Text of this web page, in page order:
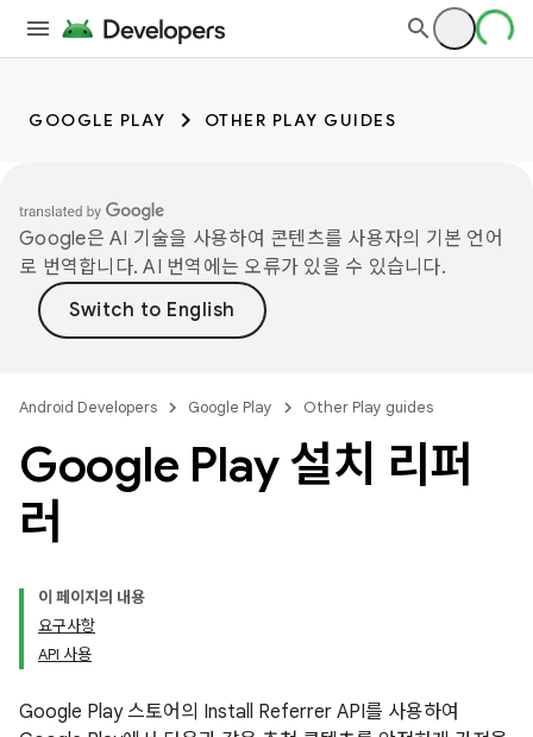
GOOGLE PLAY OTHER PLAY GUIDES
Google은 AI 기술을 사용하여 콘텐츠를 사용자의 기본 언어
로 번역합니다. AI 번역에는 오류가 있을 수 있습니다.
Android Developers Google Play Other Play guides
Google Play 설치 리퍼
러
이 페이지의 내용
요구사항
API 사용
Google Play 스토어의 Install Referrer API를 사용하여